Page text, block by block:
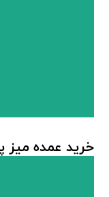
خرید عمده میز